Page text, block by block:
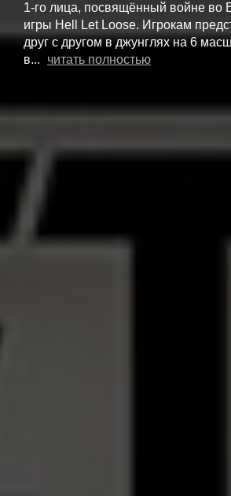
1-го лица, посвящённый войне во
игры Hell Let Loose. Игрокам
друг с другом в джунглях на 6
в...
читать полностью